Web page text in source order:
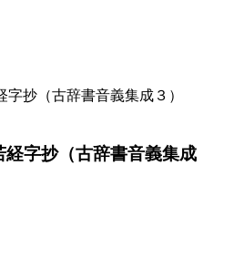
字抄（古辞書音義集成